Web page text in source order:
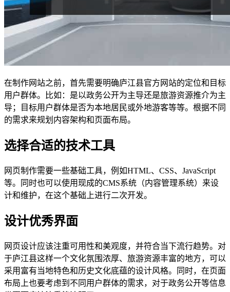
在制作网站之前，首先需要明确庐江县官方网站的定位和目标
用户群体。比如：是以政务公开为主导还是旅游资源推介为主
导；目标用户群体是否为本地居民或外地游客等等。根据不同
的需求来规划内容架构和页面布局。
选择合适的技术工具
网页制作需要一些基础工具，例如HTML、CSS、JavaScript
等。同时也可以使用现成的CMS系统（内容管理系统）来设
计和维护，在这个基础上进行二次开发。
设计优秀界面
网页设计应该注重可用性和美观度，并符合当下流行趋势。对
于庐江县这样一个文化氛围浓厚、旅游资源丰富的地方，可以
采用富有当地特色和历史文化底蕴的设计风格。同时，在页面
布局上也要考虑到不同用户群体的需求，对于政务公开等信息